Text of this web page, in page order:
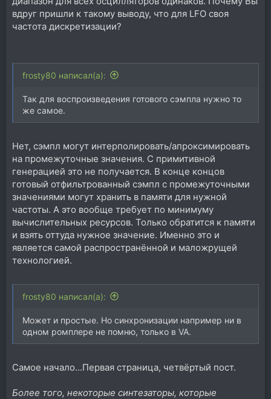
вдруг пришли к такому выводу, что для LFO своя
частота дискретизации?
frosty80 написал(а):
Так для воспроизведения готового сэмпла нужно то
же самое.
Нет, сэмпл могут интерполировать/апроксимировать
на промежуточные значения. С примитивной
генерацией это не получается. В конце концов
готовый отфильтрованный сэмпл c промежуточными
значениями могут хранить в памяти для нужной
частоты. А это вообще требует по минимуму
вычислительных ресурсов. Только обратится к памяти
и взять оттуда нужное значение. Именно это и
является самой распространённой и маложрущей
технологией.
frosty80 написал(а):
Может и простые. Но синхронизации например ни в
одном ромплере не помню, только в VA.
Самое начало...Первая страница, четвёртый пост.
Более того, некоторые синтезаторы, которые